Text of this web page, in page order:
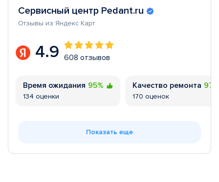
Сервисный центр Pedant.ru
Отзывы из Яндекс Карт
4.9 608 отзывов
Время ожидания 95%
134 оценки
Качество ремонта
170 оценок
Показать еще